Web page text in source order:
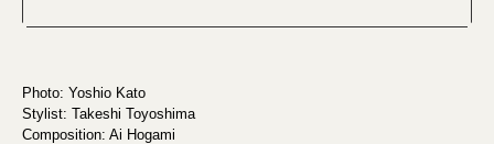
Photo: Yoshio Kato
Stylist: Takeshi Toyoshima
Composition: Ai Hogami